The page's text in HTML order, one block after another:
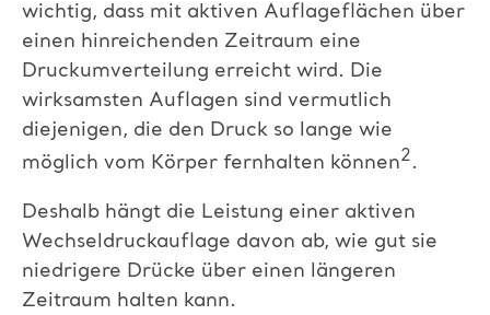
wichtig, dass mit aktiven Auflageflächen über
einen hinreichenden Zeitraum eine
Druckumverteilung erreicht wird. Die
wirksamsten Auflagen sind vermutlich
diejenigen, die den Druck so lange wie
möglich vom Körper fernhalten können2 .
Deshalb hängt die Leistung einer aktiven
Wechseldruckauflage davon ab, wie gut sie
niedrigere Drücke über einen längeren
Zeitraum halten kann.